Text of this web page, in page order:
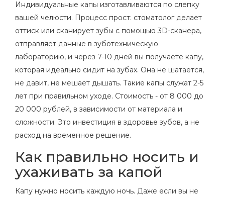
Индивидуальные капы изготавливаются по слепку
вашей челюсти. Процесс прост: стоматолог делает
оттиск или сканирует зубы с помощью 3D-сканера,
отправляет данные в зуботехническую
лабораторию, и через 7-10 дней вы получаете капу,
которая идеально сидит на зубах. Она не шатается,
не давит, не мешает дышать. Такие капы служат 2-5
лет при правильном уходе. Стоимость - от 8 000 до
20 000 рублей, в зависимости от материала и
сложности. Это инвестиция в здоровье зубов, а не
расход на временное решение.
Как правильно носить и
ухаживать за капой
Капу нужно носить каждую ночь. Даже если вы не